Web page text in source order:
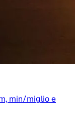
min/miglio e